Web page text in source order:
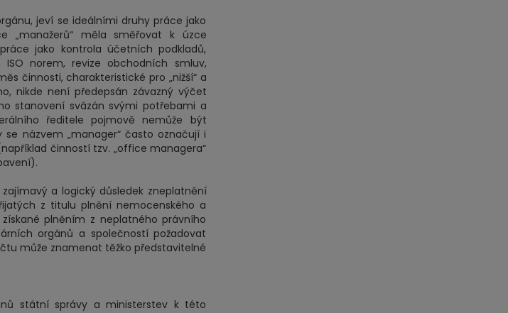
jeví se ideálními druhy práce jako
„manažerů“ měla směřovat k úzce
jako kontrola účetních podkladů,
norem, revize obchodních smluv,
činnosti, charakteristické pro „nižší“ a
nikde není předepsán závazný výčet
stanovení svázán svými potřebami a
ředitele pojmově nemůže být
názvem „manager“ často označují i
činností tzv. „office managera“
a logický důsledek zneplatnění
z titulu plnění nemocenského a
plněním z neplatného právního
orgánů a společností požadovat
může znamenat těžko představitelné
státní správy a ministerstev k této